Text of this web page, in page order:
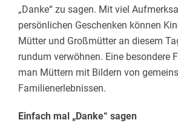
„Danke“ zu sagen. Mit viel
persönlichen Geschenken können
Mütter und Großmütter an diesem
rundum verwöhnen. Eine besondere
man Müttern mit Bildern von
Familienerlebnissen.
Einfach mal „Danke“ sagen